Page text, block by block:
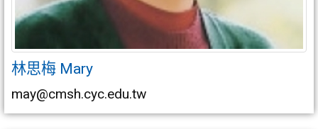
林思梅 Mary
may@cmsh.cyc.edu.tw